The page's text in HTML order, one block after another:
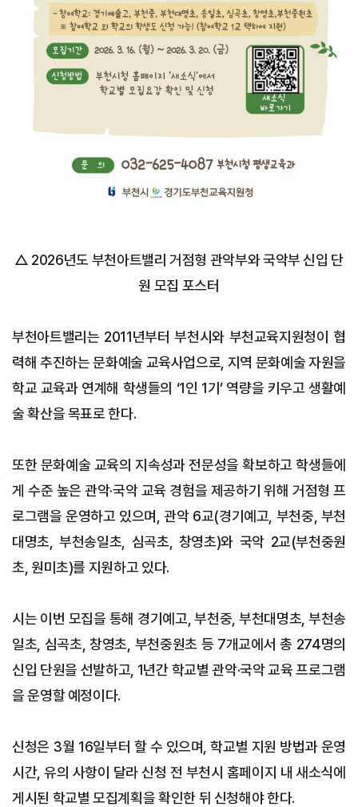
△ 2026년도 부천아트밸리 거점형 관악부와 국악부 신입 단
원 모집 포스터
부천아트밸리는 2011년부터 부천시와 부천교육지원청이 협
력해 추진하는 문화예술 교육사업으로, 지역 문화예술 자원을
학교 교육과 연계해 학생들의 ‘1인 1기’ 역량을 키우고 생활예
술 확산을 목표로 한다.
또한 문화예술 교육의 지속성과 전문성을 확보하고 학생들에
게 수준 높은 관악·국악 교육 경험을 제공하기 위해 거점형 프
로그램을 운영하고 있으며, 관악 6교(경기예고, 부천중, 부천
대명초, 부천송일초, 심곡초, 창영초)와 국악 2교(부천중원
초, 원미초)를 지원하고 있다.
시는 이번 모집을 통해 경기예고, 부천중, 부천대명초, 부천송
일초, 심곡초, 창영초, 부천중원초 등 7개교에서 총 274명의
신입 단원을 선발하고, 1년간 학교별 관악·국악 교육 프로그램
을 운영할 예정이다.
신청은 3월 16일부터 할 수 있으며, 학교별 지원 방법과 운영
시간, 유의 사항이 달라 신청 전 부천시 홈페이지 내 새소식에
게시된 학교별 모집계획을 확인한 뒤 신청해야 한다.